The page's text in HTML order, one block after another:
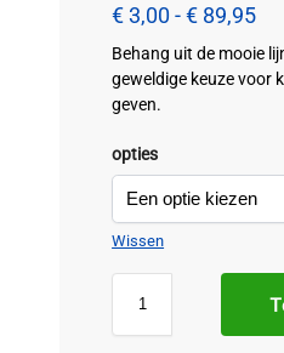
€3,00-€ 89,95
Behang uit de mooie
geweldige keuze voor
geven.
opties
Wissen